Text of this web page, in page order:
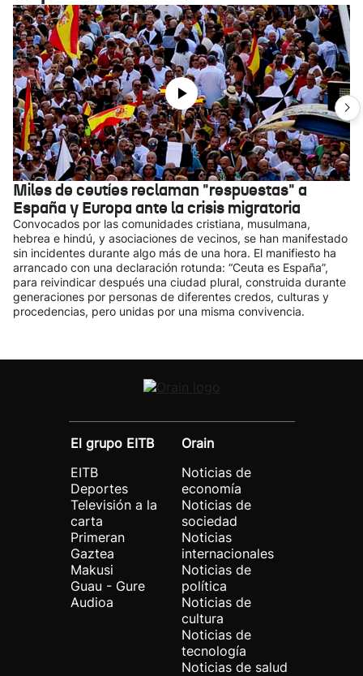
Miles de ceutíes reclaman "respuestas" a
España y Europa ante la crisis migratoria
Convocados por las comunidades cristiana, musulmana,
hebrea e hindú, y asociaciones de vecinos, se han manifestado
sin incidentes durante algo más de una hora. El manifiesto ha
arrancado con una declaración rotunda: “Ceuta es España”,
para reivindicar después una ciudad plural, construida durante
generaciones por personas de diferentes credos, culturas y
procedencias, pero unidas por una misma convivencia.
El grupo EITB
EITB
Deportes
Televisión a la
carta
Primeran
Gaztea
Makusi
Guau - Gure
Audioa
Orain
Noticias de
economía
Noticias de
sociedad
Noticias
internacionales
Noticias de
política
Noticias de
cultura
Noticias de
tecnología
Noticias de salud